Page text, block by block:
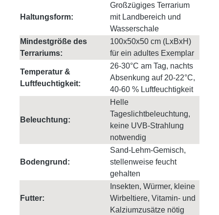
Haltungsform:
Großzügiges Terrarium
mit Landbereich und
Wasserschale
Mindestgröße des
Terrariums:
100x50x50 cm (LxBxH)
für ein adultes Exemplar
Temperatur &
Luftfeuchtigkeit:
26-30°C am Tag, nachts
Absenkung auf 20-22°C,
40-60 % Luftfeuchtigkeit
Beleuchtung:
Helle
Tageslichtbeleuchtung,
keine UVB-Strahlung
notwendig
Bodengrund:
Sand-Lehm-Gemisch,
stellenweise feucht
gehalten
Futter:
Insekten, Würmer, kleine
Wirbeltiere, Vitamin- und
Kalziumzusätze nötig